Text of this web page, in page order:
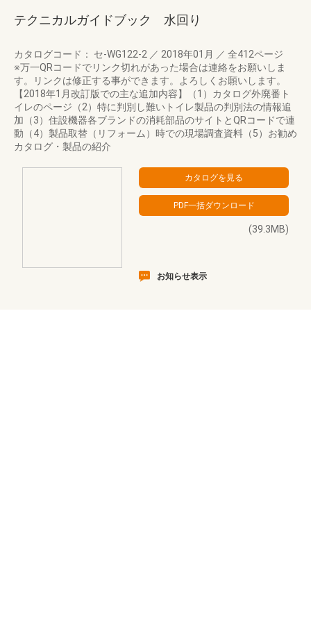
テクニカルガイドブック 水回り
カタログコード： セ-WG122-2 ／ 2018年01月 ／ 全412ページ
※万一QRコードでリンク切れがあった場合は連絡をお願いしま
す。リンクは修正する事ができます。よろしくお願いします。
【2018年1月改訂版での主な追加内容】（1）カタログ外廃番ト
イレのページ（2）特に判別し難いトイレ製品の判別法の情報追
加（3）住設機器各ブランドの消耗部品のサイトとQRコードで連
動（4）製品取替（リフォーム）時での現場調査資料（5）お勧め
カタログ・製品の紹介
(39.3MB)
お知らせ表示